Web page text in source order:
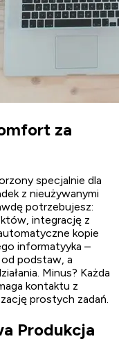
za
specjalnie dla
z nieużywanymi
potrzebujesz:
integrację z
kopie
informatyyka –
podstaw, a
Minus? Każda
kontaktu z
prostych zadań.
Produkcja